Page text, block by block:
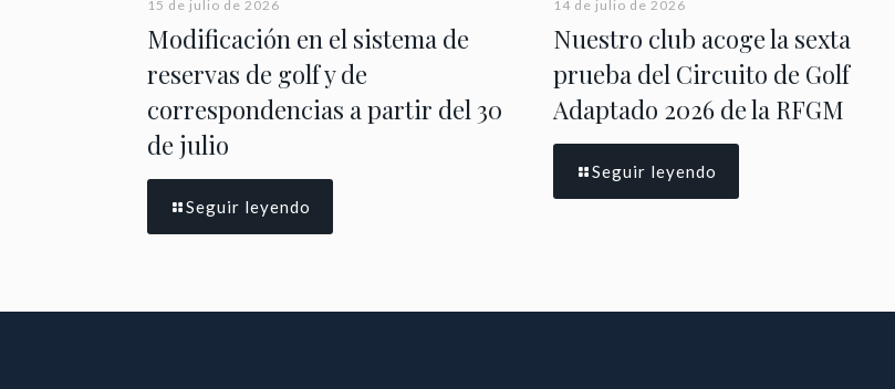
15 de julio de 2026
Modificación en el sistema de
reservas de golf y de
correspondencias a partir del 30
de julio
Seguir leyendo
14 de julio de 2026
Nuestro club acoge la sexta
prueba del Circuito de Golf
Adaptado 2026 de la RFGM
Seguir leyendo